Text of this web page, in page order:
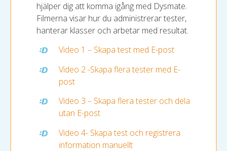
hjälper dig att komma igång med Dysmate.
Filmerna visar hur du administrerar tester,
hanterar klasser och arbetar med resultat.
Video 1 – Skapa test med E-post
Video 2 -Skapa flera tester med E-
post
Video 3 – Skapa flera tester och dela
utan E-post
Video 4- Skapa test och registrera
information manuellt